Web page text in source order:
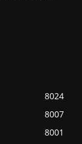
8024
8007
8001